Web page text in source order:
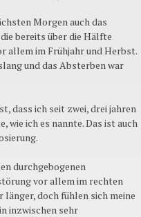
Morgen auch das
bereits über die Hälfte
allem im Frühjahr und Herbst.
und das Absterben war
dass ich seit zwei, drei jahren
ich es nannte. Das ist auch
durchgebogenen
vor allem im rechten
doch fühlen sich meine
inzwischen sehr